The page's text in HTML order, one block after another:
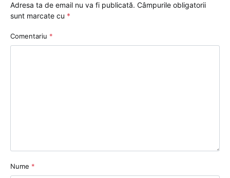
Adresa ta de email nu va fi publicată. Câmpurile obligatorii
sunt marcate cu *
Comentariu *
Nume *